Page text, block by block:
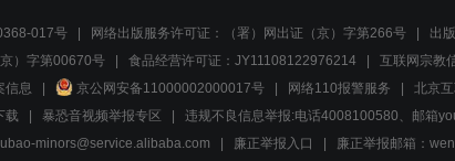
017号 网络出版服务许可证：（署）网出证（京）字第266号
出
）字第00670号 食品经营许可证：JY11108122976214
互联网宗教
信息 京公网安备11000002000017号 网络110报警服务 北京
载 暴恐音视频举报专区
违规不良信息举报:电话4008100580、邮箱
minors@service.alibaba.com 廉正举报入口 廉正举报邮箱：